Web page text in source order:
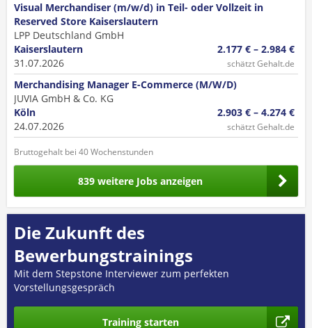
Visual Merchandiser (m/w/d) in Teil- oder Vollzeit in
Reserved Store Kaiserslautern
LPP Deutschland GmbH
Kaiserslautern
31.07.2026
2.177 € – 2.984 €
schätzt Gehalt.de
Merchandising Manager E-Commerce (M/W/D)
JUVIA GmbH & Co. KG
Köln
24.07.2026
2.903 € – 4.274 €
schätzt Gehalt.de
Bruttogehalt bei 40 Wochenstunden
839 weitere Jobs anzeigen
Die Zukunft des
Bewerbungstrainings
Mit dem Stepstone Interviewer zum perfekten
Vorstellungsgespräch
Training starten